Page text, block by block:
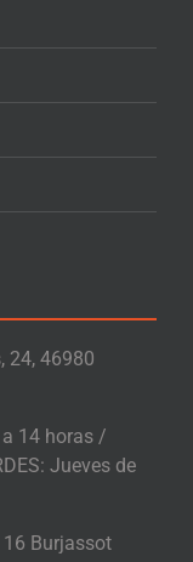
24, 46980
14 horas /
Jueves de
16 Burjassot